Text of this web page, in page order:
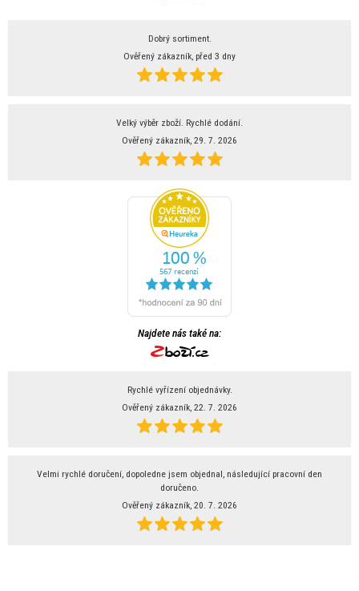
Dobrý sortiment.
Ověřený zákazník, před 3 dny
Velký výběr zboží. Rychlé dodání.
Ověřený zákazník, 29. 7. 2026
Najdete nás také na:
Rychlé vyřízení objednávky.
Ověřený zákazník, 22. 7. 2026
Velmi rychlé doručení, dopoledne jsem objednal, následující pracovní den
doručeno.
Ověřený zákazník, 20. 7. 2026